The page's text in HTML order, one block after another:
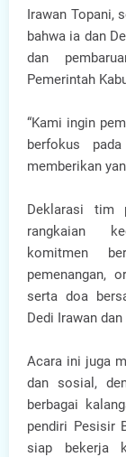
Irawan Topani,
bahwa ia dan
dan
Pemerintah
“Kami ingin
berfokus
memberikan
Deklarasi tim
rangkaian
komitmen
pemenangan,
serta doa
Dedi Irawan
Acara ini juga
dan sosial,
berbagai
pendiri Pesisir
siap bekerja